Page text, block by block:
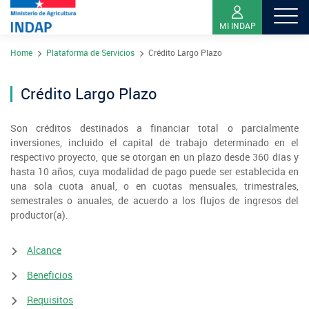
principal
MI INDAP
Contacto
Transparencia
Sistema de Integridad
Sobre INDAP
¿Qué es INDAP?
Sea usuario INDAP
Nuestros Programas
Programa Desarrollo Territorial Indígena
Programa de Asociatividad Económica
Red Tiendas Mundo Rural
Sitios Regionales
Arica y Parinacota
Sala de Prensa
Home Plataforma de Servicios Crédito Largo Plazo
Crédito Largo Plazo
Son créditos destinados a financiar total o parcialmente
inversiones, incluido el capital de trabajo determinado en el
respectivo proyecto, que se otorgan en un plazo desde 360 días y
hasta 10 años, cuya modalidad de pago puede ser establecida en
una sola cuota anual, o en cuotas mensuales, trimestrales,
semestrales o anuales, de acuerdo a los flujos de ingresos del
productor(a).
Alcance
Beneficios
Requisitos